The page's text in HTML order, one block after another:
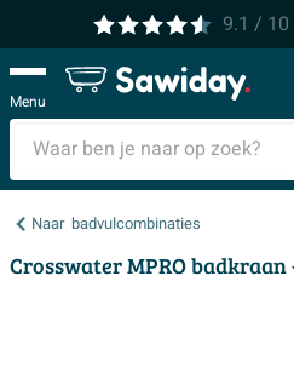
9.1 / 10
Menu
Naar badvulcombinaties